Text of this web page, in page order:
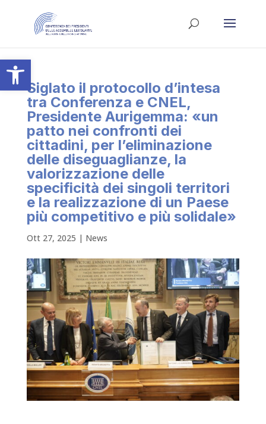
Apri la barra degli strumenti
Siglato il protocollo d’intesa
tra Conferenza e CNEL,
Presidente Aurigemma: «un
patto nei confronti dei
cittadini, per l’eliminazione
delle diseguaglianze, la
valorizzazione delle
specificità dei singoli territori
e la realizzazione di un Paese
più competitivo e più solidale»
Ott 27, 2025 | News